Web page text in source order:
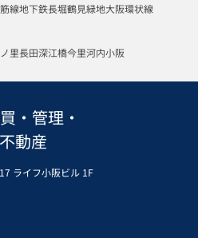
線地下鉄長堀鶴見緑地大阪環状線
里長田深江橋今里河内小阪
・管理・
動産
ライフ小阪ビル 1F